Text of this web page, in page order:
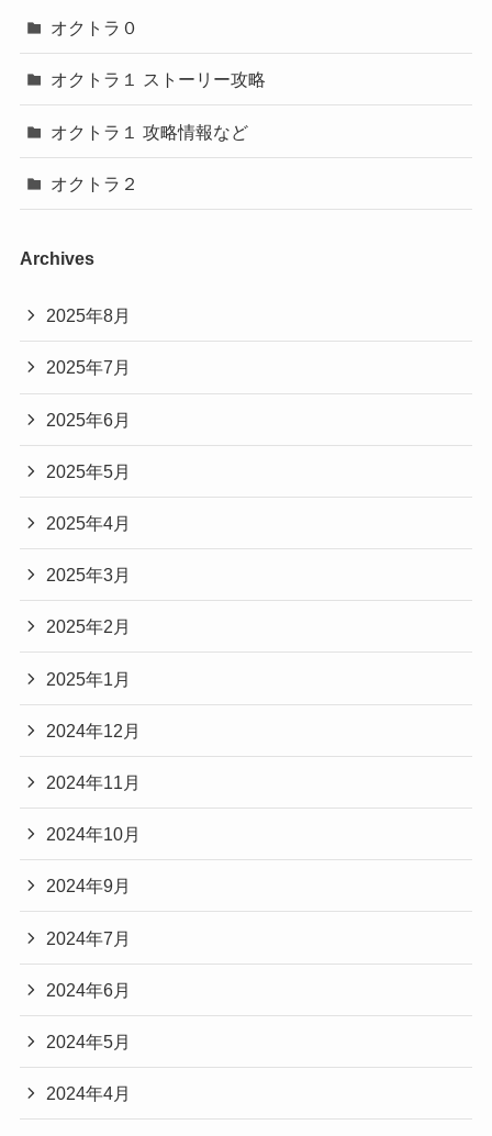
オクトラ０
オクトラ１ ストーリー攻略
オクトラ１ 攻略情報など
オクトラ２
Archives
2025年8月
2025年7月
2025年6月
2025年5月
2025年4月
2025年3月
2025年2月
2025年1月
2024年12月
2024年11月
2024年10月
2024年9月
2024年7月
2024年6月
2024年5月
2024年4月